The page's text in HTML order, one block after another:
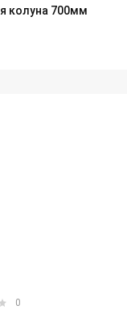
колуна 700мм
0